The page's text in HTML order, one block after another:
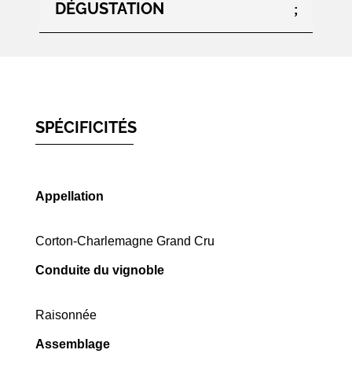
DÉGUSTATION
SPÉCIFICITÉS
Appellation
Corton-Charlemagne Grand Cru
Conduite du vignoble
Raisonnée
Assemblage